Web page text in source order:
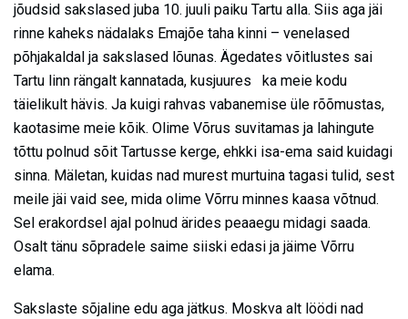
jõudsid sakslased juba 10. juuli paiku Tartu alla. Siis aga jäi
rinne kaheks nädalaks Emajõe taha kinni – venelased
põhjakaldal ja sakslased lõunas. Ägedates võitlustes sai
Tartu linn rängalt kannatada, kusjuures ka meie kodu
täielikult hävis. Ja kuigi rahvas vabanemise üle rõõmustas,
kaotasime meie kõik. Olime Võrus suvitamas ja lahingute
tõttu polnud sõit Tartusse kerge, ehkki isa-ema said kuidagi
sinna. Mäletan, kuidas nad murest murtuina tagasi tulid, sest
meile jäi vaid see, mida olime Võrru minnes kaasa võtnud.
Sel erakordsel ajal polnud ärides peaaegu midagi saada.
Osalt tänu sõpradele saime siiski edasi ja jäime Võrru
elama.
Sakslaste sõjaline edu aga jätkus. Moskva alt löödi nad